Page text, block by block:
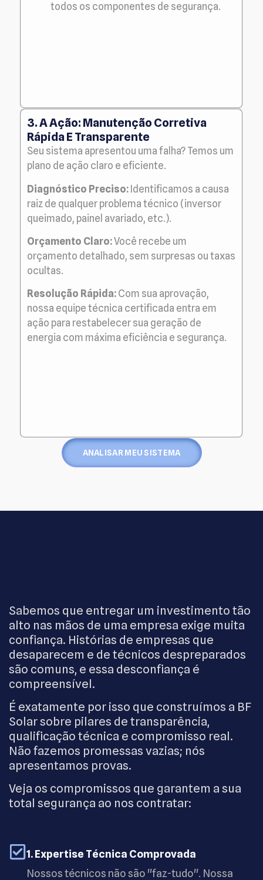
todos os componentes de segurança.
3. A Ação: Manutenção Corretiva
Rápida E Transparente
Seu sistema apresentou uma falha? Temos um
plano de ação claro e eficiente.
Diagnóstico Preciso: Identificamos a causa
raiz de qualquer problema técnico (inversor
queimado, painel avariado, etc.).
Orçamento Claro:Você recebe um
orçamento detalhado, sem surpresas ou taxas
ocultas.
Resolução Rápida: Com sua aprovação,
nossa equipe técnica certificada entra em
ação para restabelecer sua geração de
energia com máxima eficiência e segurança.
ANALISAR MEU SISTEMA
Sabemos que entregar um investimento tão
alto nas mãos de uma empresa exige muita
confiança. Histórias de empresas que
desaparecem e de técnicos despreparados
são comuns, e essa desconfiança é
compreensível.
É exatamente por isso que construímos a BF
Solar sobre pilares de transparência,
qualificação técnica e compromisso real.
Não fazemos promessas vazias; nós
apresentamos provas.
Veja os compromissos que garantem a sua
total segurança ao nos contratar:
1. Expertise Técnica Comprovada
Nossos técnicos não são "faz-tudo". Nossa